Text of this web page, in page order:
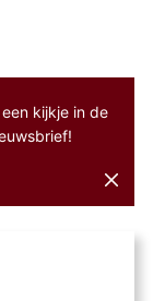
kijkje in de